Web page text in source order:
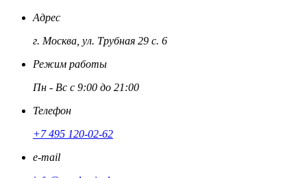
Адрес
г. Москва, ул. Трубная 29 с. 6
Режим работы
Пн - Вс с 9:00 до 21:00
Телефон
+7 495 120-02-62
e-mail